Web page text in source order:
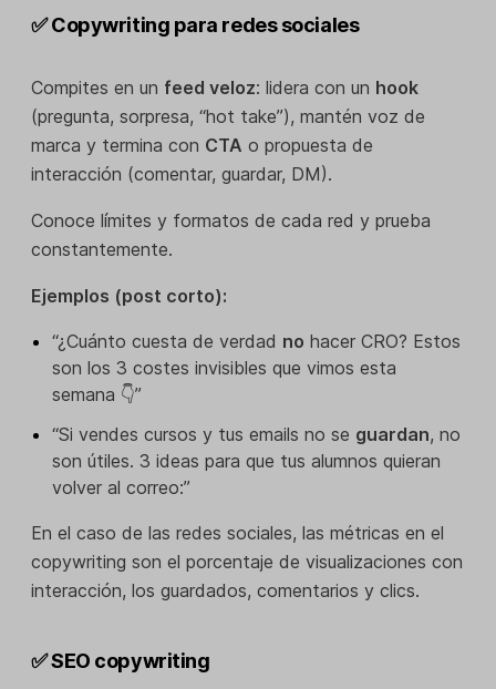
✅ Copywriting para redes sociales
Compites en un feed veloz: lidera con un hook
(pregunta, sorpresa, “hot take”), mantén voz de
marca y termina con CTA o propuesta de
interacción (comentar, guardar, DM).
Conoce límites y formatos de cada red y prueba
constantemente.
Ejemplos (post corto):
“¿Cuánto cuesta de verdad no hacer CRO? Estos
son los 3 costes invisibles que vimos esta
semana 👇”
“Si vendes cursos y tus emails no se guardan, no
son útiles. 3 ideas para que tus alumnos quieran
volver al correo:”
En el caso de las redes sociales, las métricas en el
copywriting son el porcentaje de visualizaciones con
interacción, los guardados, comentarios y clics.
✅ SEO copywriting